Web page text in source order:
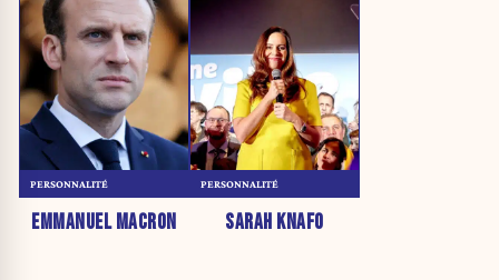
EMMANUEL MACRON
PERSONNALITÉ
SARAH KNAFO
PERSONNALITÉ